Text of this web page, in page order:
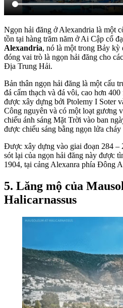
Ngọn hải đăng ở Alexandria là một
tồn tại hàng trăm năm ở Ai Cập cổ
Alexandria, nó là một trong Bảy kỳ
đóng vai trò là ngọn hải đăng cho
Địa Trung Hải.
Bản thân ngọn hải đăng là một cấu
đá cẩm thạch và đá vôi, cao hơn
được xây dựng bởi Ptolemy I Soter
Công nguyên và có một loạt gương
chiếu ánh sáng Mặt Trời vào ban
được chiếu sáng bằng ngọn lửa
Được xây dựng vào giai đoạn 284 –
sót lại của ngọn hải đăng này được
1904, tại cảng Alexanra phía Đông
5. Lăng mộ của
Halicarnassus